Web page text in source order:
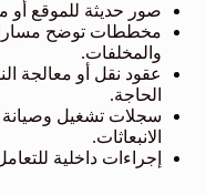
صور حديثة للموقع أو
مخططات توضح مسارات
والمخلفات.
عقود نقل أو معالجة
الحاجة.
سجلات تشغيل وصيانة
الانبعاثات.
إجراءات داخلية